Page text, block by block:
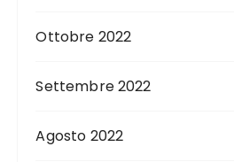
Ottobre 2022
Settembre 2022
Agosto 2022